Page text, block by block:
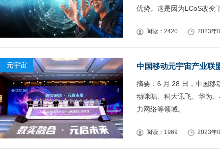
优势。这是因为LCoS改变
阅读：2420 2023年
元宇宙 中国移动元宇宙产业联
摘要：6 月 28 日，中国移
动咪咕、科大讯飞、华为
力网络等领域。
阅读：1969 2023年